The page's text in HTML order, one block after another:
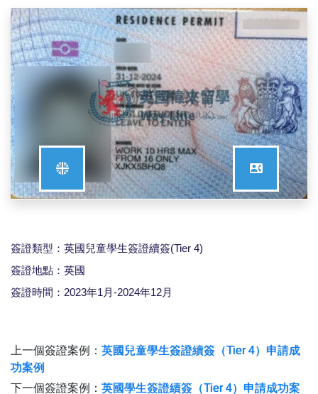
簽證類型：英國兒童學生簽證續簽(Tier 4)
簽證地點：英國
簽證時間：2023年1月-2024年12月
上一個簽證案例： 英國兒童學生簽證續簽（Tier 4）申請成
功案例
下一個簽證案例： 英國學生簽證續簽（Tier 4）申請成功案